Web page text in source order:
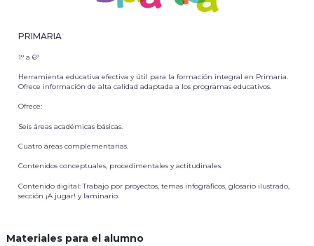
PRIMARIA
1° a 6°
Herramienta educativa efectiva y útil para la formación integral en Primaria.
Ofrece información de alta calidad adaptada a los programas educativos.
Ofrece:
Seis áreas académicas básicas.
Cuatro áreas complementarias.
Contenidos conceptuales, procedimentales y actitudinales.
Contenido digital: Trabajo por proyectos, temas infográficos, glosario ilustrado,
sección ¡A jugar! y laminario.
Materiales para el alumno